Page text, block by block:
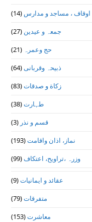
اوقاف ، مساجد و مدارس (14)
جمعہ و عیدین (27)
حج وعمرہ (21)
ذبیحہ وقربانی(64)
زکاة و صدقات(83)
طہارت(38)
قسم و نذر (3)
نماز، اذان واقامت(193)
وزرہ ،تراويح، اعتكاف(99)
عقائد و ایمانیات(9)
متفرقات(79)
معاشرت(153)